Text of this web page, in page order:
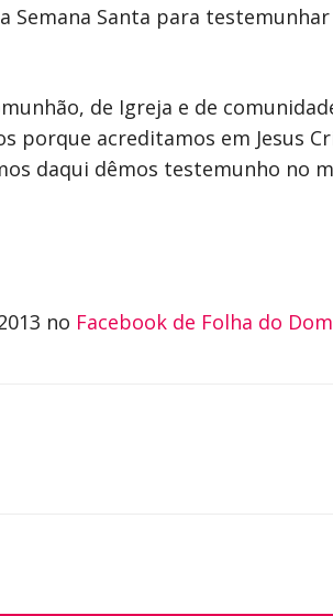
Santa para
de Igreja e de
porque acreditamos em Jesus
daqui dêmos testemunho no
no Facebook de Folha do